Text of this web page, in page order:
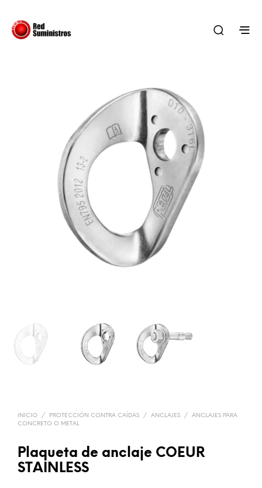
INICIO / PROTECCIÓN CONTRA CAÍDAS / ANCLAJES /
ANCLAJES PARA
CONCRETO O METAL
Plaqueta de anclaje COEUR
STAINLESS